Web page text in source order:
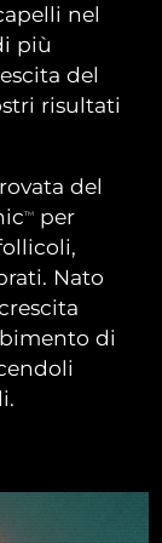
nel
più
del
risultati
del
TM
per
Nato
di
go
toothbrush
LED
stimata
stimata 8/9/26
stimata8/14/26
stimata 8/11/26
stimata8/13/26
stimata